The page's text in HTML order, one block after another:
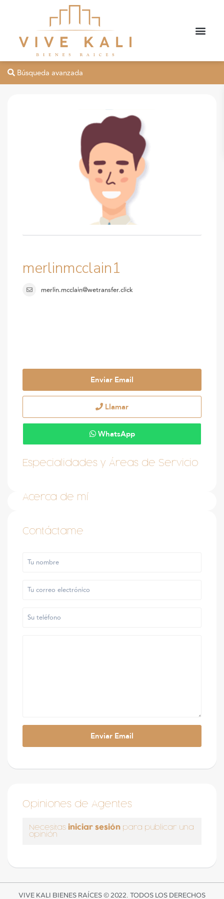
Búsqueda avanzada
merlinmcclain1
merlin.mcclain@wetransfer.click
Enviar Email
Llamar
WhatsApp
Especialidades y Áreas de Servicio
Acerca de mí
Contáctame
Opiniones de Agentes
Necesitas iniciar sesión para publicar una
opinión
VIVE KALI BIENES RAÍCES © 2022. TODOS LOS DERECHOS